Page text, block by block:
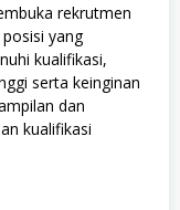
rekrutmen
yang
kualifikasi,
serta keinginan
dan
kualifikasi